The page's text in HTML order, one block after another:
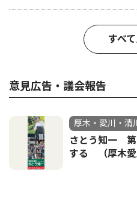
すべ
意見広告・議会報告
厚木・愛川・清川
さとう知一
する （厚木愛